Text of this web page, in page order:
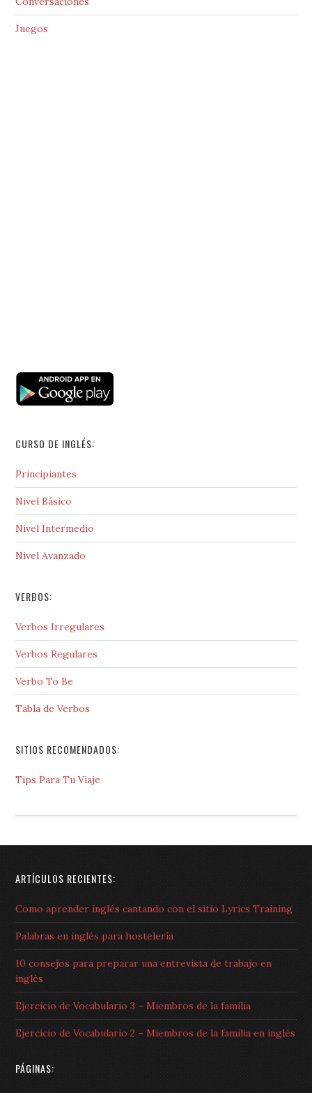
Juegos
CURSO DE INGLÉS:
Principiantes
Nivel Básico
Nivel Intermedio
Nivel Avanzado
VERBOS:
Verbos Irregulares
Verbos Regulares
Verbo To Be
Tabla de Verbos
SITIOS RECOMENDADOS:
Tips Para Tu Viaje
ARTÍCULOS RECIENTES:
Como aprender inglés cantando con el sitio Lyrics Training
Palabras en inglés para hostelería
10 consejos para preparar una entrevista de trabajo en
inglés
Ejercicio de Vocabulario 3 – Miembros de la familia
Ejercicio de Vocabulario 2 – Miembros de la familia en inglés
PÁGINAS: